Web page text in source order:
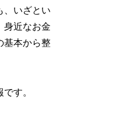
、いざとい
身近なお金
基本から整
す。